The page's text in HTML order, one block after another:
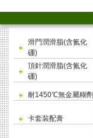
滑門潤滑脂(含氮化
硼)
頂針潤滑脂(含氮化
硼)
耐1450℃無金屬糊劑
卡套裝配膏